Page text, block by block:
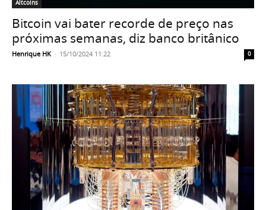
Altcoins
Bitcoin vai bater recorde de preço nas
próximas semanas, diz banco britânico
Henrique HK - 15/10/2024 11:22 0